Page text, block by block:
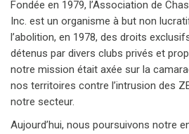
Fondée en 1979, l’Association de
Inc. est un organisme à but non
l’abolition, en 1978, des droits
détenus par divers clubs privés et
notre mission était axée sur la
nos territoires contre l’intrusion des
notre secteur.
Aujourd’hui, nous poursuivons notre